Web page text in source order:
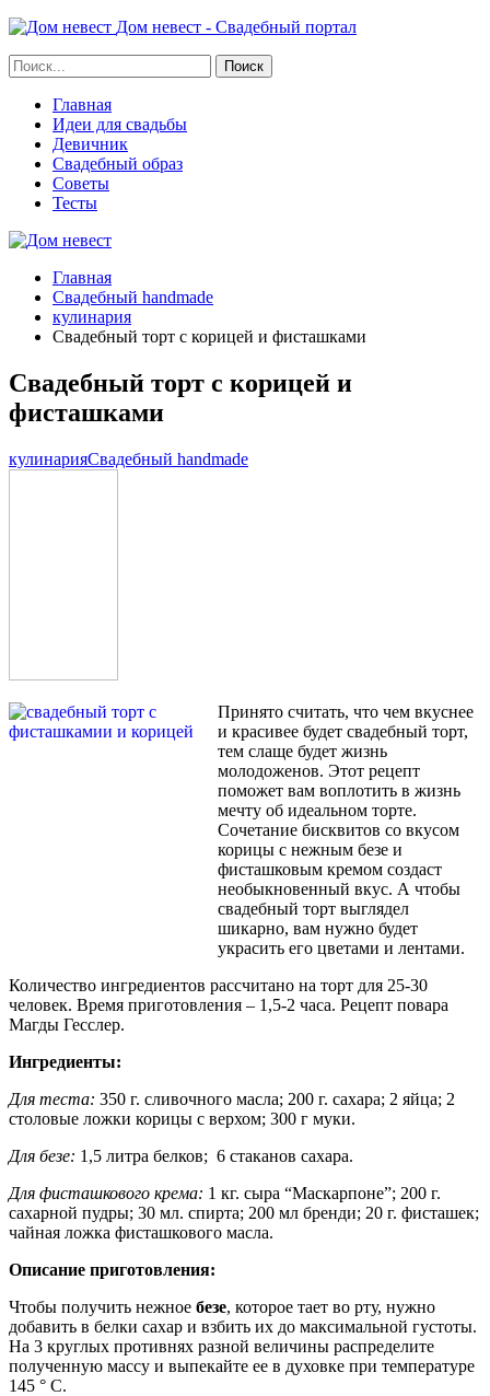
Дом невест - Свадебный портал
Главная
Идеи для свадьбы
Девичник
Свадебный образ
Советы
Тесты
Главная
Свадебный handmade
кулинария
Свадебный торт с корицей и фисташками
Свадебный торт с корицей и
фисташками
кулинарияСвадебный handmade
Принято считать, что чем вкуснее
и красивее будет свадебный торт,
тем слаще будет жизнь
молодоженов. Этот рецепт
поможет вам воплотить в жизнь
мечту об идеальном торте.
Сочетание бисквитов со вкусом
корицы с нежным безе и
фисташковым кремом создаст
необыкновенный вкус. А чтобы
свадебный торт выглядел
шикарно, вам нужно будет
украсить его цветами и лентами.
Количество ингредиентов рассчитано на торт для 25-30
человек. Время приготовления – 1,5-2 часа. Рецепт повара
Магды Гесслер.
Ингредиенты:
Для теста: 350 г. сливочного масла; 200 г. сахара; 2 яйца; 2
столовые ложки корицы с верхом; 300 г муки.
Для безе: 1,5 литра белков; 6 стаканов сахара.
Для фисташкового крема: 1 кг. сыра “Маскарпоне”; 200 г.
сахарной пудры; 30 мл. спирта; 200 мл бренди; 20 г. фисташек;
чайная ложка фисташкового масла.
Описание приготовления:
Чтобы получить нежное безе, которое тает во рту, нужно
добавить в белки сахар и взбить их до максимальной густоты.
На 3 круглых противнях разной величины распределите
полученную массу и выпекайте ее в духовке при температуре
145 ° С.